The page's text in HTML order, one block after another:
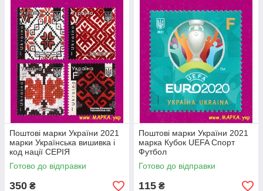
Поштові марки України 2021
марки Українська вишивка і
код нації СЕРІЯ
Готово до відправки
350 ₴
Поштові марки України 2021
марка Кубок UEFA Спорт
Футбол
Готово до відправки
115 ₴